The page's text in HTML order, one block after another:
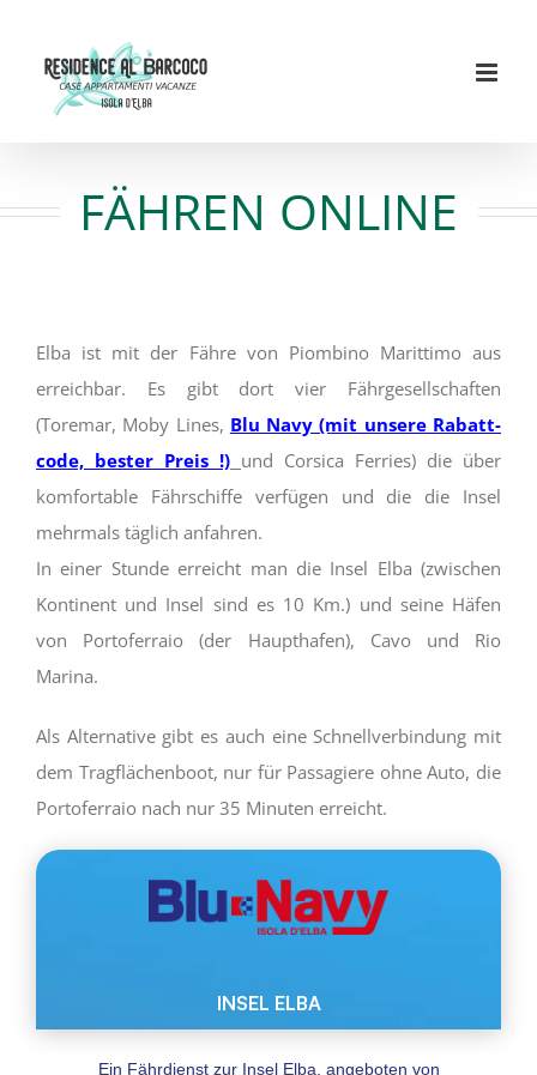
content
FÄHREN ONLINE
Elba ist mit der Fähre von Piombino Marittimo aus
erreichbar. Es gibt dort vier Fährgesellschaften
(Toremar, Moby Lines, Blu Navy (mit unsere Rabatt-
code, bester Preis !) und Corsica Ferries) die über
komfortable Fährschiffe verfügen und die die Insel
mehrmals täglich anfahren.
In einer Stunde erreicht man die Insel Elba (zwischen
Kontinent und Insel sind es 10 Km.) und seine Häfen
von Portoferraio (der Haupthafen), Cavo und Rio
Marina.
Als Alternative gibt es auch eine Schnellverbindung mit
dem Tragflächenboot, nur für Passagiere ohne Auto, die
Portoferraio nach nur 35 Minuten erreicht.
Ein Fährdienst zur Insel Elba, angeboten von